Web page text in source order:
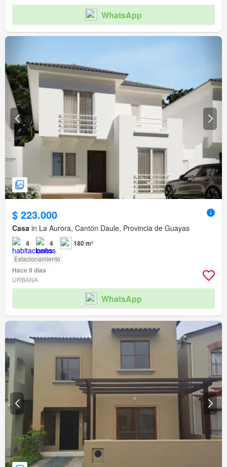
WhatsApp
$ 223.000
Casa in La Aurora, Cantón Daule, Provincia de Guayas
4 4 180 m²
Estacionamiento
Hace 9 días
URBANA
WhatsApp